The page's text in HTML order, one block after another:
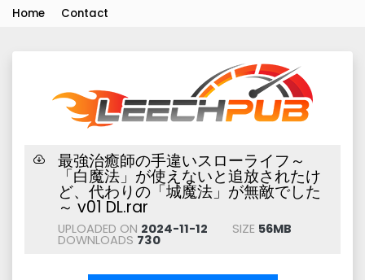
Home Contact
最強治癒師の手違いスローライフ～
「白魔法」が使えないと追放されたけ
ど、代わりの「城魔法」が無敵でした
～ v01 DL.rar
UPLOADED ON 2024-11-12 SIZE 56MB
DOWNLOADS 730